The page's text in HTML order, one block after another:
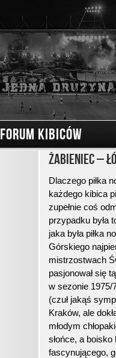
FORUM KIBICÓW
Żabieniec –
Dlaczego piłka
każdego kibica
zupełnie coś
przypadku była
jaka była piłka
Górskiego
mistrzostwach
pasjonował się
w sezonie 1975/
(czuł jakąś
Kraków, ale
młodym
słońce, a
fascynującego,